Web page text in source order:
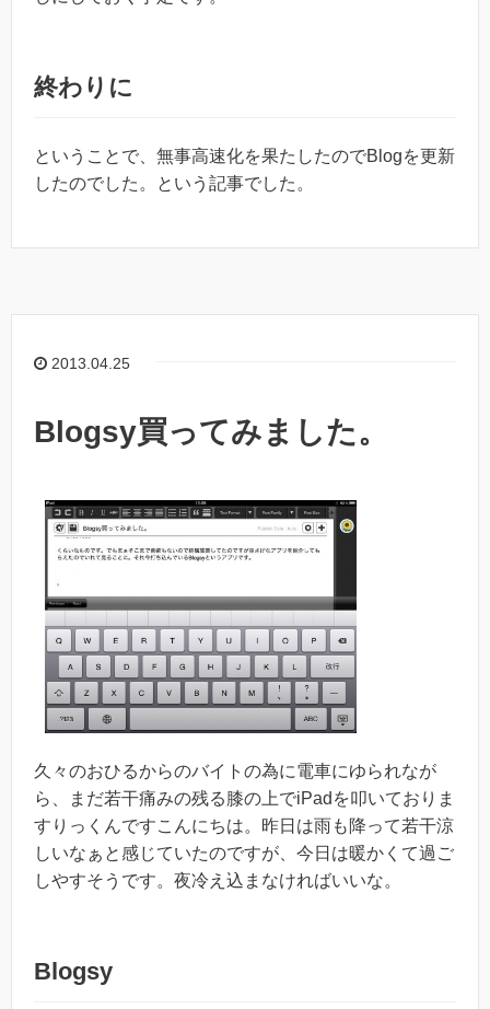
終わりに
ということで、無事高速化を果たしたのでBlogを更新
したのでした。という記事でした。
2013.04.25
Blogsy買ってみました。
久々のおひるからのバイトの為に電車にゆられなが
ら、まだ若干痛みの残る膝の上でiPadを叩いておりま
すりっくんですこんにちは。昨日は雨も降って若干涼
しいなぁと感じていたのですが、今日は暖かくて過ご
しやすそうです。夜冷え込まなければいいな。
Blogsy